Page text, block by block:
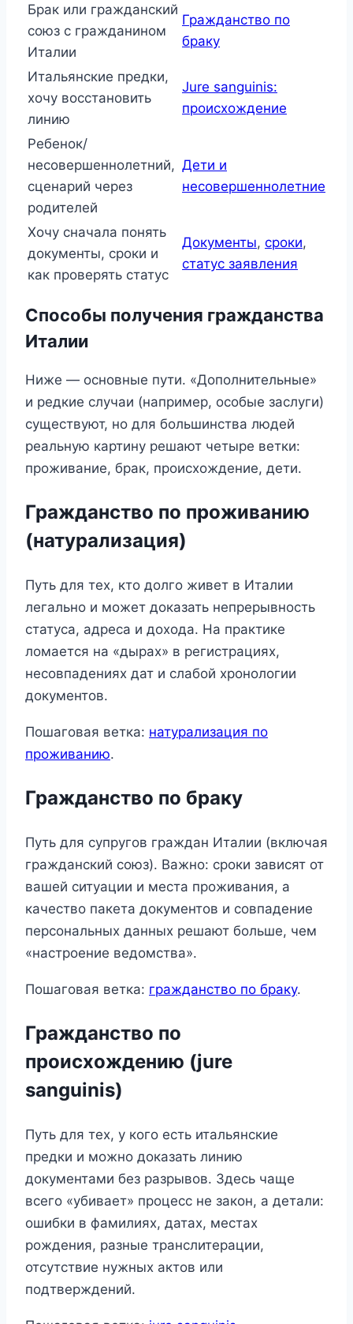
Брак или гражданский
союз с гражданином
Италии
Гражданство по
браку
Итальянские предки,
хочу восстановить
линию
Jure sanguinis:
происхождение
Ребенок/
несовершеннолетний,
сценарий через
родителей
Дети и
несовершеннолетние
Хочу сначала понять
документы, сроки и
как проверять статус
Документы, сроки,
статус заявления
Способы получения гражданства
Италии
Ниже — основные пути. «Дополнительные»
и редкие случаи (например, особые заслуги)
существуют, но для большинства людей
реальную картину решают четыре ветки:
проживание, брак, происхождение, дети.
Гражданство по проживанию
(натурализация)
Путь для тех, кто долго живет в Италии
легально и может доказать непрерывность
статуса, адреса и дохода. На практике
ломается на «дырах» в регистрациях,
несовпадениях дат и слабой хронологии
документов.
Пошаговая ветка: натурализация по
проживанию.
Гражданство по браку
Путь для супругов граждан Италии (включая
гражданский союз). Важно: сроки зависят от
вашей ситуации и места проживания, а
качество пакета документов и совпадение
персональных данных решают больше, чем
«настроение ведомства».
Пошаговая ветка: гражданство по браку.
Гражданство по
происхождению (jure
sanguinis)
Путь для тех, у кого есть итальянские
предки и можно доказать линию
документами без разрывов. Здесь чаще
всего «убивает» процесс не закон, а детали:
ошибки в фамилиях, датах, местах
рождения, разные транслитерации,
отсутствие нужных актов или
подтверждений.